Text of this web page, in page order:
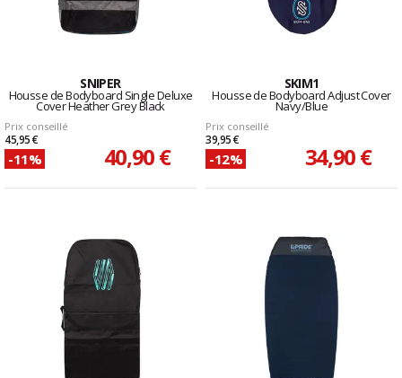
SNIPER
Housse de Bodyboard Single Deluxe
Cover Heather Grey Black
Prix conseillé
45,95 €
-11% 40,90 €
SKIM1
Housse de Bodyboard Adjust Cover
Navy/Blue
Prix conseillé
39,95 €
-12% 34,90 €